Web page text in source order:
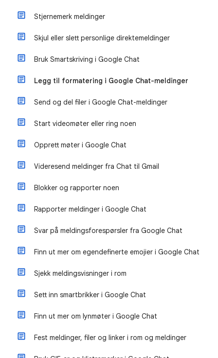
Stjernemerk meldinger
Skjul eller slett personlige direktemeldinger
Bruk Smartskriving i Google Chat
Legg til formatering i Google Chat-meldinger
Send og del filer i Google Chat-meldinger
Start videomøter eller ring noen
Opprett møter i Google Chat
Videresend meldinger fra Chat til Gmail
Blokker og rapporter noen
Rapporter meldinger i Google Chat
Svar på meldingsforespørsler fra Google Chat
Finn ut mer om egendefinerte emojier i Google Chat
Sjekk meldingsvisninger i rom
Sett inn smartbrikker i Google Chat
Finn ut mer om lynmøter i Google Chat
Fest meldinger, filer og linker i rom og meldinger